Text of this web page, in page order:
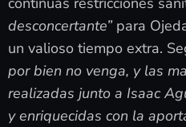
desconcertante” para
un valioso tiempo extra.
por bien no venga, y las
realizadas junto a Isaac
y enriquecidas con la